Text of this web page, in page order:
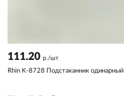
111.20 р./шт
Rhin K-8728 Подстаканник одинарный